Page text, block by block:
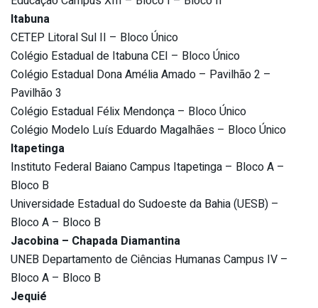
Itabuna
CETEP Litoral Sul II – Bloco Único
Colégio Estadual de Itabuna CEI – Bloco Único
Colégio Estadual Dona Amélia Amado – Pavilhão 2 –
Pavilhão 3
Colégio Estadual Félix Mendonça – Bloco Único
Colégio Modelo Luís Eduardo Magalhães – Bloco Único
Itapetinga
Instituto Federal Baiano Campus Itapetinga – Bloco A –
Bloco B
Universidade Estadual do Sudoeste da Bahia (UESB) –
Bloco A – Bloco B
Jacobina – Chapada Diamantina
UNEB Departamento de Ciências Humanas Campus IV –
Bloco A – Bloco B
Jequié